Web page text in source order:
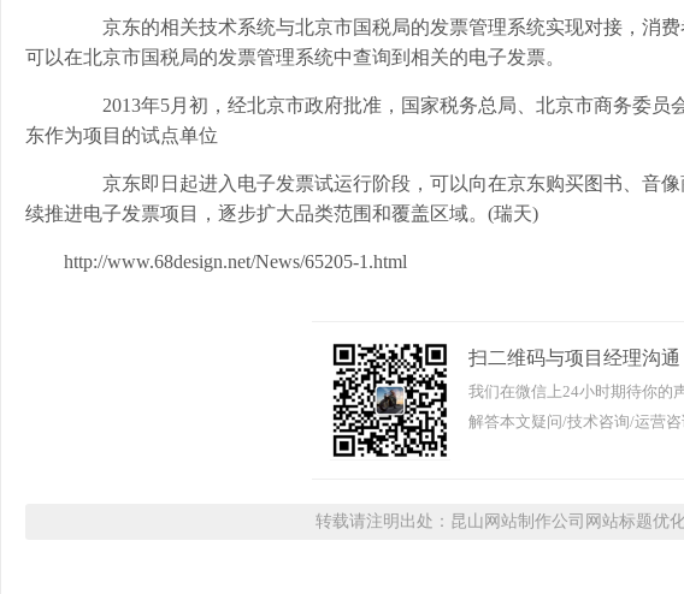
京东的相关技术系统与北京市国税局的发票管理系统实现对接，消费
可以在北京市国税局的发票管理系统中查询到相关的电子发票。
2013年5月初，经北京市政府批准，国家税务总局、北京市商务委员
东作为项目的试点单位
京东即日起进入电子发票试运行阶段，可以向在京东购买图书、音像
续推进电子发票项目，逐步扩大品类范围和覆盖区域。(瑞天)
http://www.68design.net/News/65205-1.html
扫二维码与项目经理沟通
我们在微信上24小时期待你的
解答本文疑问/技术咨询/运营
转载请注明出处：昆山网站制作公司网站标题优